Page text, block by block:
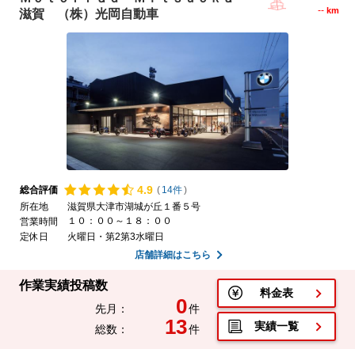
滋賀 （株）光岡自動車
-- km
総合評価 4.9 ( 14件)
所在地
滋賀県大津市湖城が丘１番５号
営業時間
１０：００～１８：００
定休日
火曜日・第2第3水曜日
店舗詳細はこちら
作業実績投稿数
先月： 0件
総数：
13件
料金表
実績一覧